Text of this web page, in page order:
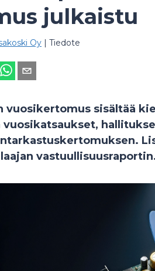
julkaistu
Oy | Tiedote
vuosikertomus sisältää